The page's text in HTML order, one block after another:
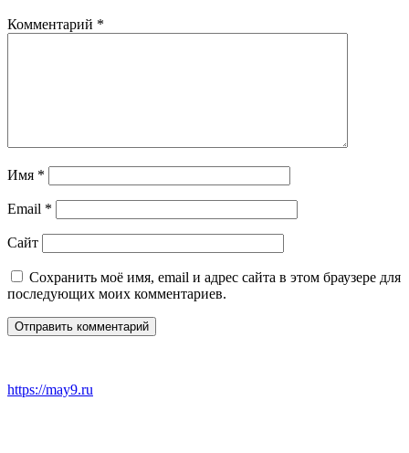
Комментарий *
Имя *
Email *
Сайт
Сохранить моё имя, email и адрес сайта в этом браузере для
последующих моих комментариев.
https://may9.ru